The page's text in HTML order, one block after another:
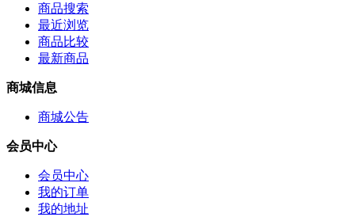
商品搜索
最近浏览
商品比较
最新商品
商城信息
商城公告
会员中心
会员中心
我的订单
我的地址